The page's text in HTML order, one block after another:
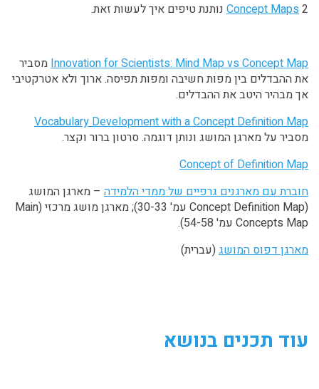
Concept Maps2 נותנת טיפים איך לעשות זאת.
Innovation for Scientists: Mind Map vs Concept Mapמסביר
את ההבדלים בין מפות חשיבה ומפות תפיסה. ארוך ולא אטרקטיבי
אך מבהיר היטב את ההבדלים.
Vocabulary Development with a Concept Definition Map
מסביר על מארגן המושג ונותן דוגמה. סרטון ברור וקצר.
Concept of Definition Map
חוברת עם מארגנים גרפיים של ממדי הלמידה – מארגן המושג
(Concept Definition Map עמ' 30-33); מארגן מושג מרכזי (Main
Concepts Map עמ' 54-58).
מארגן דפוס המושג (עברית)
עוד תכנים בנושא